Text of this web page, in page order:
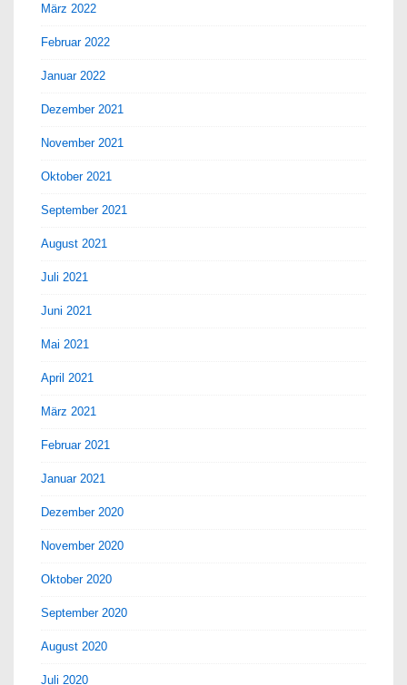
März 2022
Februar 2022
Januar 2022
Dezember 2021
November 2021
Oktober 2021
September 2021
August 2021
Juli 2021
Juni 2021
Mai 2021
April 2021
März 2021
Februar 2021
Januar 2021
Dezember 2020
November 2020
Oktober 2020
September 2020
August 2020
Juli 2020